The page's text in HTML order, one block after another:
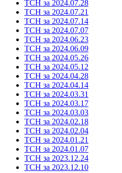
ТСН за 2024.07.28
ТСН за 2024.07.21
ТСН за 2024.07.14
ТСН за 2024.07.07
ТСН за 2024.06.23
ТСН за 2024.06.09
ТСН за 2024.05.26
ТСН за 2024.05.12
ТСН за 2024.04.28
ТСН за 2024.04.14
ТСН за 2024.03.31
ТСН за 2024.03.17
ТСН за 2024.03.03
ТСН за 2024.02.18
ТСН за 2024.02.04
ТСН за 2024.01.21
ТСН за 2024.01.07
ТСН за 2023.12.24
ТСН за 2023.12.10